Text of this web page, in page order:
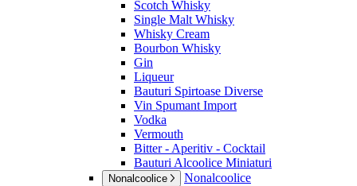
Scotch Whisky
Single Malt Whisky
Whisky Cream
Bourbon Whisky
Gin
Liqueur
Bauturi Spirtoase Diverse
Vin Spumant Import
Vodka
Vermouth
Bitter - Aperitiv - Cocktail
Bauturi Alcoolice Miniaturi
Nonalcoolice Nonalcoolice